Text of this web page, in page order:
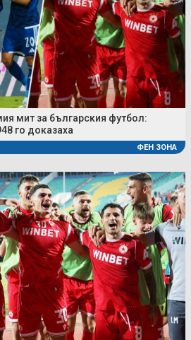
мит за българския футбол:
го доказаха
ФЕН ЗОНА